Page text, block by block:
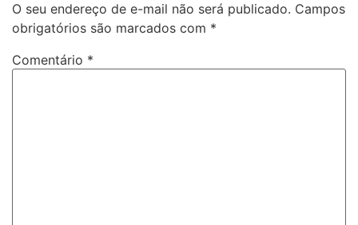
O seu endereço de e-mail não será publicado. Campos
obrigatórios são marcados com *
Comentário *